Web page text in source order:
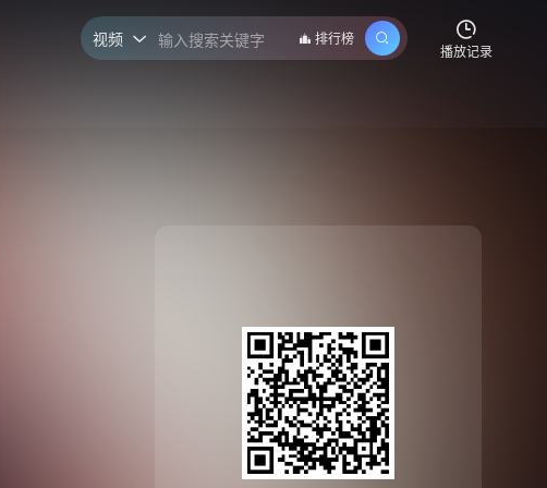
视频 
排行榜
播放记录